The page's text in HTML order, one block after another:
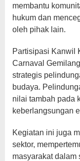
membantu
hukum dan
oleh pihak lain.
Partisipasi Kanwil
Carnaval
strategis
budaya.
nilai tambah pada
keberlangsungan
Kegiatan ini juga
sektor,
masyarakat dalam